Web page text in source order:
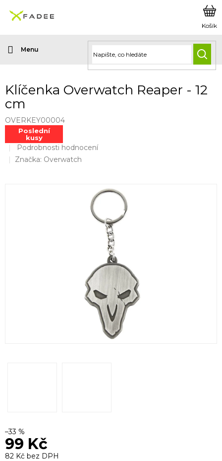
obsah
Klíčenka Overwatch Reaper - 12
cm
OVERKEY00004
Poslední
kusy
Průměrné
hodnocení
Podrobnosti hodnocení
Značka: Overwatch
–33 %
99 Kč
82 Kč bez DPH